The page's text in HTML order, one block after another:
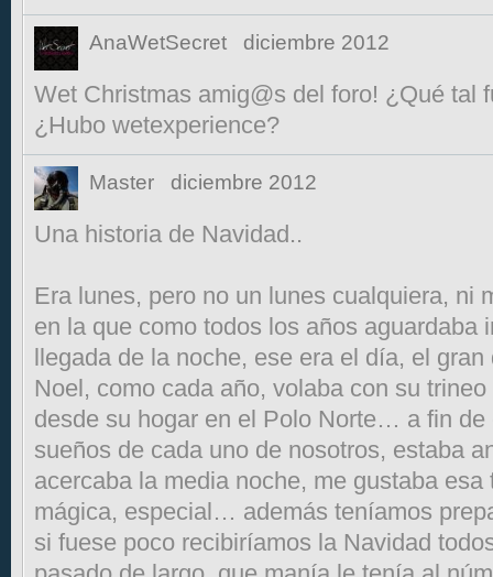
AnaWetSecret diciembre 2012
Wet Christmas amig@s del foro! ¿Qué tal
¿Hubo wetexperience?
Master diciembre 2012
Una historia de Navidad..
Era lunes, pero no un lunes cualquiera, ni
en la que como todos los años aguardaba
llegada de la noche, ese era el día, el
Noel, como cada año, volaba con su
desde su hogar en el Polo Norte… a fin
sueños de cada uno de nosotros, estaba
acercaba la media noche, me gustaba
mágica, especial… además teníamos
si fuese poco recibiríamos la Navidad